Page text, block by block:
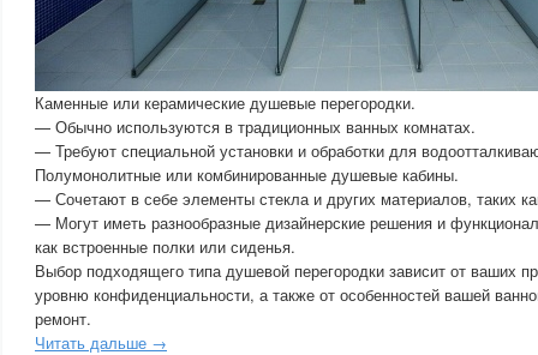
Каменные или керамические душевые перегородки.
— Обычно используются в традиционных ванных комнатах.
— Требуют специальной установки и обработки для
Полумонолитные или комбинированные душевые кабины.
— Сочетают в себе элементы стекла и других материалов, таких
— Могут иметь разнообразные дизайнерские решения и
как встроенные полки или сиденья.
Выбор подходящего типа душевой перегородки зависит от ваших
уровню конфиденциальности, а также от особенностей вашей
ремонт.
Читать дальше →